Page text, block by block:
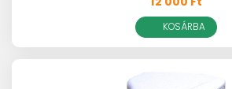
KOSÁRBA